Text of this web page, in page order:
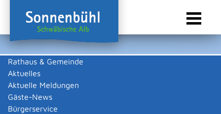
Rathaus & Gemeinde
Aktuelles
Aktuelle Meldungen
Gäste-News
Bürgerservice
Sie sind hier:
Dienstleistungen A-Z
Dienstleistungen A-Z